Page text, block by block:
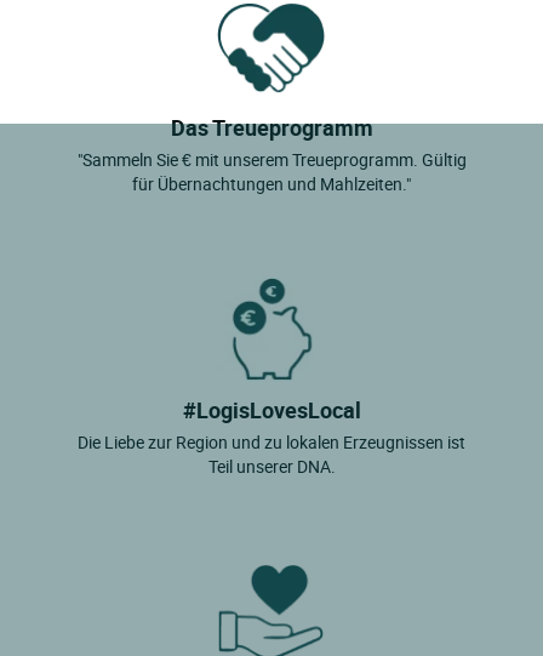
Das Treueprogramm
"Sammeln Sie € mit unserem Treueprogramm. Gültig
für Übernachtungen und Mahlzeiten."
#LogisLovesLocal
Die Liebe zur Region und zu lokalen Erzeugnissen ist
Teil unserer DNA.